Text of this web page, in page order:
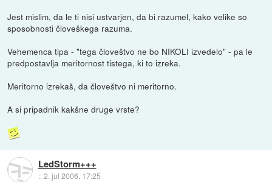
Jest mislim, da le ti nisi ustvarjen, da bi razumel, kako velike so
sposobnosti človeškega razuma.
Vehemenca tipa - "tega človeštvo ne bo NIKOLI izvedelo" - pa le
predpostavlja meritornost tistega, ki to izreka.
Meritorno izrekaš, da človeštvo ni meritorno.
A si pripadnik kakšne druge vrste?
LedStorm+++
::2. jul 2006, 17:25